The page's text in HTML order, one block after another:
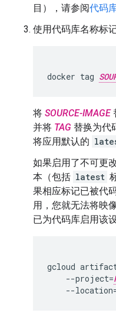
目），请参阅代码
使用代码库名称标
docker tag
将 SOURCE-IMAGE
并将 TAG 替换为代
将应用默认的
如果启用了不可更
本（包括 latest
果相应标记已被代
用，您就无法将映
已为代码库启用该
gcloud
--project=
--location